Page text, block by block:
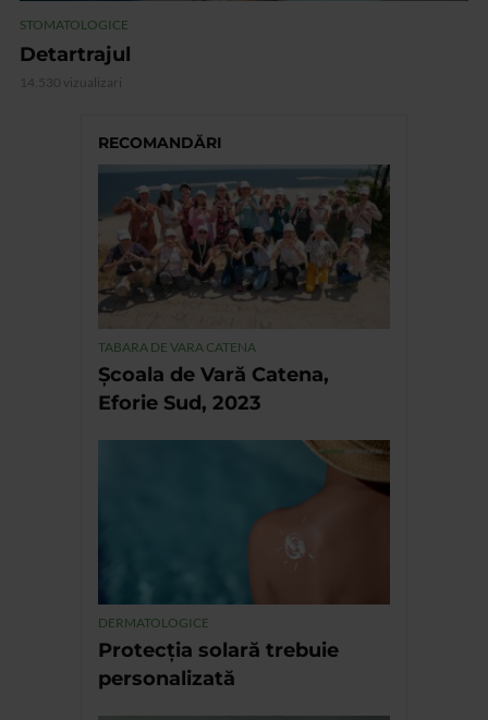
STOMATOLOGICE
Detartrajul
14.530 vizualizari
RECOMANDĂRI
TABARA DE VARA CATENA
Școala de Vară Catena,
Eforie Sud, 2023
DERMATOLOGICE
Protecția solară trebuie
personalizată